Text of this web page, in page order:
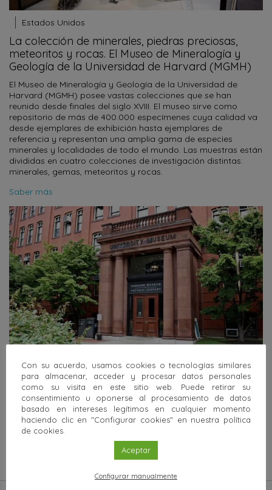
Estados Unidos
La colección de minerales, piedras preciosas,
meteoritos y rocas. El Museo de Mineralogía y
Geología de la Universidad de Harvard (MGMH)
El Museo de Mineralogía y Geología de la Universidad de
Harvard (MGMH) posee vastas colecciones que se han
reunido desde finales del siglo XVIII. El museo sirve como
repositorio de más de 400.000 especímenes cuya calidad va
desde ejemplares de exhibición hasta ejemplares de
referencia y representan una amplia gama de especies
minerales y localidades de todo el mundo. Las muestras están
divididas en cuatro colecciones de investigación distintas:
minerales, gemas, meteoritos y rocas.
Saber más
Estados Unidos
Museo Mineralógico y Geológico de la Universidad
de Harvard (MGMH)
Iniciada en 1784 como una colección de enseñanza, la del
MGMH es la colección universitaria de minerales más antigua
Con su acuerdo, usamos cookies o tecnologías similares
para almacenar, acceder y procesar datos personales
como su visita en este sitio web. Puede retirar su
consentimiento u oponerse al procesamiento de datos
basado en intereses legítimos en cualquier momento
haciendo clic en "Configurar cookies" en nuestra política
de cookies.
Aceptar
Configurar manualmente